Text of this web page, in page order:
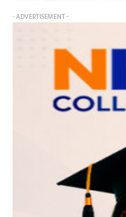
- ADVERTISEMENT -